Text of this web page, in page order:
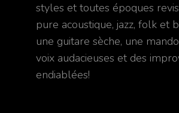
styles et toutes époques
pure acoustique, jazz, folk et
une guitare sèche, une
voix audacieuses et des
endiablées!